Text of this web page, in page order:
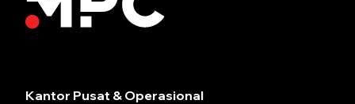
Kantor Pusat & Operasional